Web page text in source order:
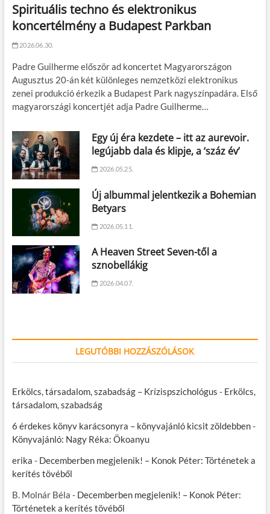
Spirituális techno és elektronikus
koncertélmény a Budapest Parkban
2026.06.30.
Padre Guilherme először ad koncertet Magyarországon
Augusztus 20-án két különleges nemzetközi elektronikus
zenei produkció érkezik a Budapest Park nagyszínpadára. Első
magyarországi koncertjét adja Padre Guilherme…
Egy új éra kezdete – itt az aurevoir.
legújabb dala és klipje, a ‘száz év’
2026.05.25.
Új albummal jelentkezik a Bohemian
Betyars
2026.05.11.
A Heaven Street Seven-től a
sznobellákig
2026.04.07.
LEGUTÓBBI HOZZÁSZÓLÁSOK
Erkölcs, társadalom, szabadság – Krízispszichológus - Erkölcs,
társadalom, szabadság
6 érdekes könyv karácsonyra – könyvajánló kicsit zöldebben-
Könyvajánló: Nagy Réka: Ökoanyu
erika - Decemberben megjelenik! – Konok Péter: Történetek a
kerítés tövéből
B. Molnár Béla - Decemberben megjelenik! – Konok Péter:
Történetek a kerítés tövéből